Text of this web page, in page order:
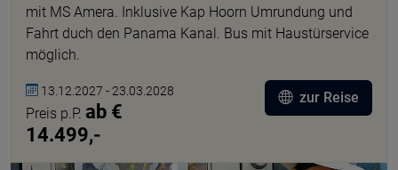
mit MS Amera. Inklusive Kap Hoorn Umrundung und
Fahrt duch den Panama Kanal. Bus mit Haustürservice
möglich.
13.12.2027 - 23.03.2028
Preis p.P. ab €
14.499,-
zur Reise